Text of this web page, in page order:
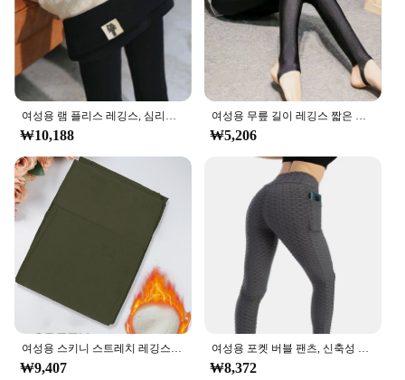
₩10,188 ₩5,206
₩9,407 ₩8,372